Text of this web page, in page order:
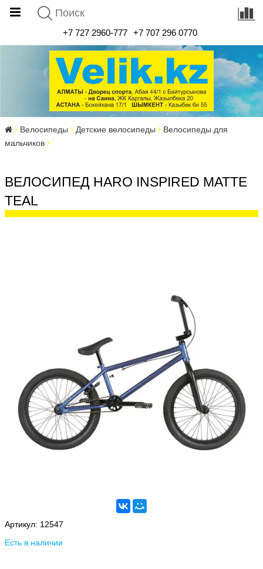
+7 727 2960-777 +7 707 296 0770
Велосипеды Детские велосипеды
Велосипеды для
мальчиков
ВЕЛОСИПЕД HARO INSPIRED MATTE
TEAL
Артикул: 12547
Есть в наличии